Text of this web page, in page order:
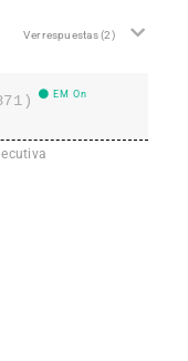
Ver respuestas(2)
EM On